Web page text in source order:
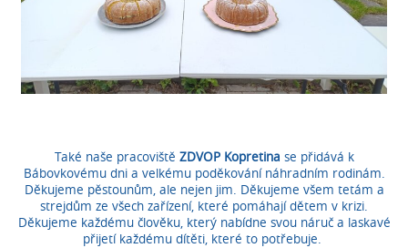
Také naše pracoviště ZDVOP Kopretina se přidává k
Bábovkovému dni a velkému poděkování náhradním rodinám.
Děkujeme pěstounům, ale nejen jim. Děkujeme všem tetám a
strejdům ze všech zařízení, které pomáhají dětem v krizi.
Děkujeme každému člověku, který nabídne svou náruč a laskavé
přijetí každému dítěti, které to potřebuje.